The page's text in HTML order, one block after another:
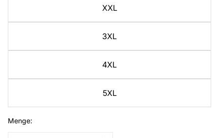
XXL
3XL
4XL
5XL
Menge: